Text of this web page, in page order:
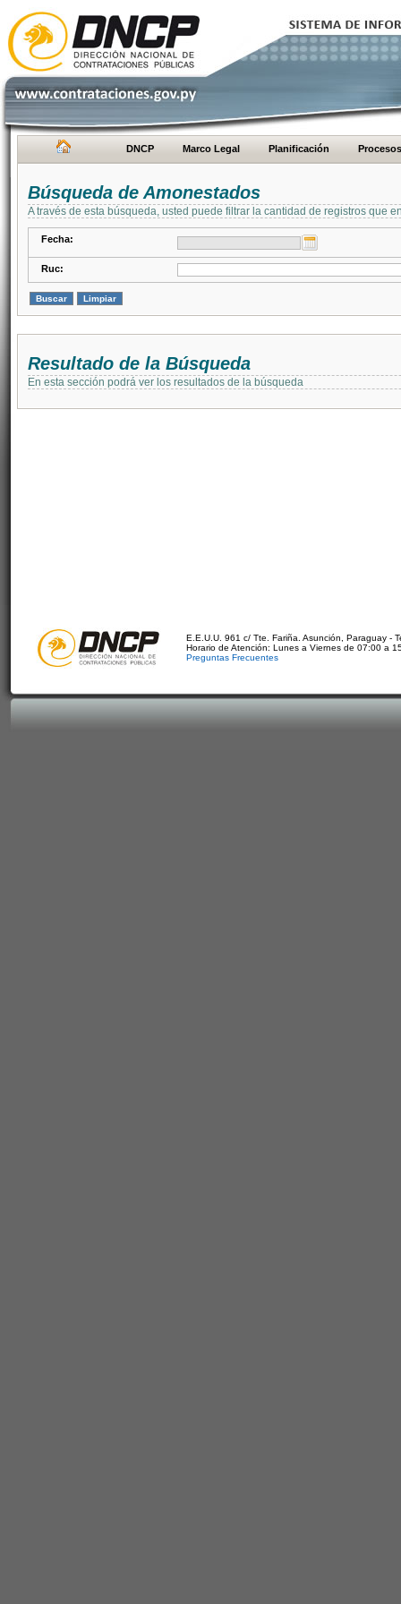
DNCP Marco Legal Planificación Procesos
Búsqueda de Amonestados
A través de esta búsqueda, usted puede filtrar la cantidad de registros que
Fecha:
Ruc:
Resultado de la Búsqueda
En esta sección podrá ver los resultados de la búsqueda
E.E.U.U. 961 c/ Tte. Fariña. Asunción, Paraguay -
Horario de Atención: Lunes a Viernes de 07:00 a
Preguntas Frecuentes